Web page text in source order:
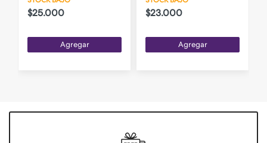
$25.000
Agregar
$23.000
Agregar